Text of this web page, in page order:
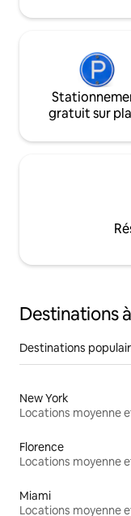
gratuit sur
Destinations
Destinations
New York
Florence
Miami